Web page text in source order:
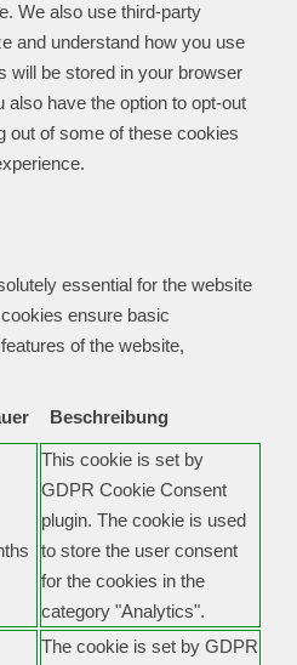
We also use third-party
and understand how you use
will be stored in your browser
also have the option to opt-out
out of some of these cookies
essential for the website
ensure basic
of the website,
Beschreibung
This cookie is set by
GDPR Cookie Consent
plugin. The cookie is used
to store the user consent
for the cookies in the
category "Analytics".
The cookie is set by GDPR